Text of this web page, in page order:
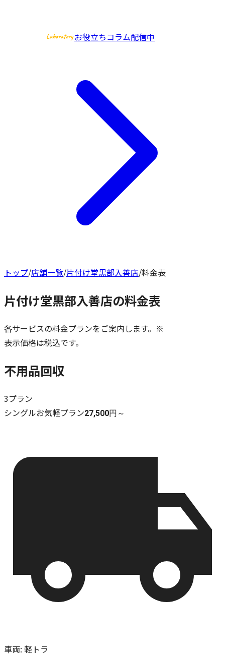
お役立ちコラム配信中
トップ/店舗一覧/片付け堂黒部入善店/料金表
片付け堂黒部入善店の料金表
各サービスの料金プランをご案内します。※
表示価格は税込です。
不用品回収
3プラン
シングルお気軽プラン27,500円～
車両: 軽トラ